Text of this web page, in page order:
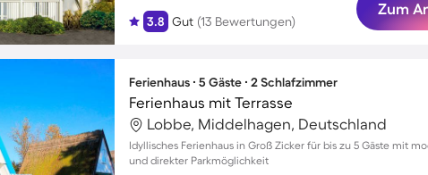
3.8 Gut (13 Bewertungen)
Zum
Ferienhaus ∙ 5 Gäste ∙ 2 Schlafzimmer
Ferienhaus mit Terrasse
Lobbe, Middelhagen, Deutschland
Idyllisches Ferienhaus in Groß Zicker für bis zu 5 Gäste mit
und direkter Parkmöglichkeit